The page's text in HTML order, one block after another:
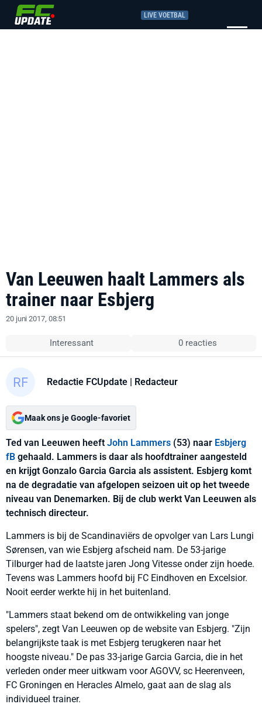
LIVE VOETBAL
Van Leeuwen haalt Lammers als
trainer naar Esbjerg
20 juni 2017, 08:51
Interessant 0 reacties
Redactie FCUpdate | Redacteur
Maak ons je Google-favoriet
Ted van Leeuwen heeft John Lammers (53) naar Esbjerg
fB gehaald. Lammers is daar als hoofdtrainer aangesteld
en krijgt Gonzalo Garcia Garcia als assistent. Esbjerg komt
na de degradatie van afgelopen seizoen uit op het tweede
niveau van Denemarken. Bij de club werkt Van Leeuwen als
technisch directeur.
Lammers is bij de Scandinaviërs de opvolger van Lars Lungi
Sørensen, van wie Esbjerg afscheid nam. De 53-jarige
Tilburger had de laatste jaren Jong Vitesse onder zijn hoede.
Tevens was Lammers hoofd bij FC Eindhoven en Excelsior.
Nooit eerder werkte hij in het buitenland.
"Lammers staat bekend om de ontwikkeling van jonge
spelers", zegt Van Leeuwen op de website van Esbjerg. "Zijn
belangrijkste taak is met Esbjerg terugkeren naar het
hoogste niveau." De pas 33-jarige Garcia Garcia, die in het
verleden onder meer uitkwam voor AGOVV, sc Heerenveen,
FC Groningen en Heracles Almelo, gaat aan de slag als
individueel trainer.